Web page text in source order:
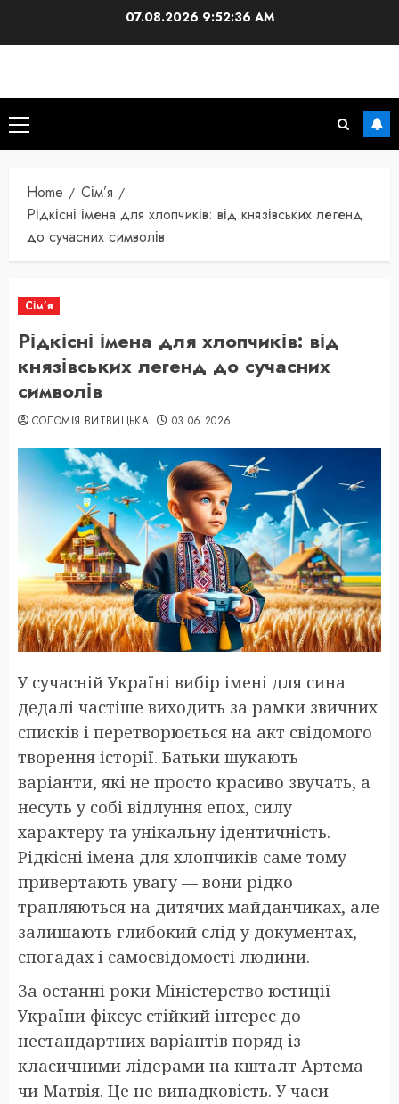
07.08.2026 9:52:37 AM
Primary
Menu
Home
Сім’я
Рідкісні імена для хлопчиків: від князівських легенд
до сучасних символів
Сім’я
Рідкісні імена для хлопчиків: від
князівських легенд до сучасних
символів
СОЛОМІЯ ВИТВИЦЬКА 03.06.2026
У сучасній Україні вибір імені для сина
дедалі частіше виходить за рамки звичних
списків і перетворюється на акт свідомого
творення історії. Батьки шукають
варіанти, які не просто красиво звучать, а
несуть у собі відлуння епох, силу
характеру та унікальну ідентичність.
Рідкісні імена для хлопчиків саме тому
привертають увагу — вони рідко
трапляються на дитячих майданчиках, але
залишають глибокий слід у документах,
спогадах і самосвідомості людини.
За останні роки Міністерство юстиції
України фіксує стійкий інтерес до
нестандартних варіантів поряд із
класичними лідерами на кшталт Артема
чи Матвія. Це не випадковість. У часи